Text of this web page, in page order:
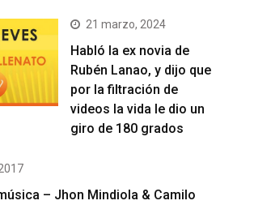
21 marzo, 2024
Habló la ex novia de
Rubén Lanao, y dijo que
por la filtración de
videos la vida le dio un
giro de 180 grados
– Jhon Mindiola & Camilo